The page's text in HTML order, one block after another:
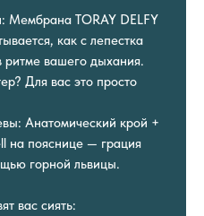
Мембрана TORAY DELFY
как с лепестка
ритме вашего дыхания.
Для вас это просто
Анатомический крой +
на пояснице — грация
горной львицы.
вас сиять: